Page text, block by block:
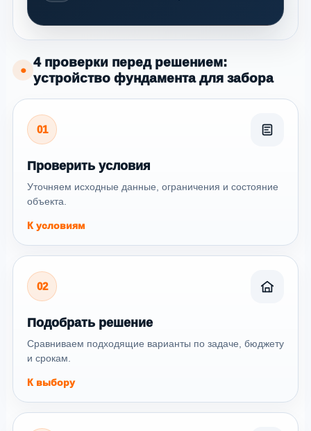
●
4 проверки перед решением:
устройство фундамента для забора
01
Проверить условия
Уточняем исходные данные, ограничения и состояние
объекта.
К условиям
02
Подобрать решение
Сравниваем подходящие варианты по задаче, бюджету
и срокам.
К выбору